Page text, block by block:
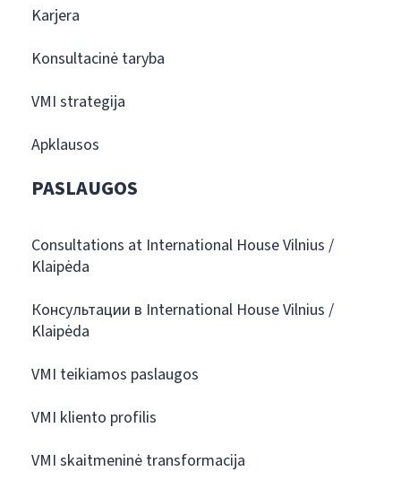
Karjera
Konsultacinė taryba
VMI strategija
Apklausos
PASLAUGOS
Consultations at International House Vilnius /
Klaipėda
Консультации в International House Vilnius /
Klaipėda
VMI teikiamos paslaugos
VMI kliento profilis
VMI skaitmeninė transformacija